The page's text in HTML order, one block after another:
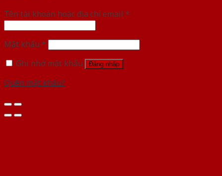
Tên tài khoản hoặc địa chỉ email *
Mật khẩu *
Ghi nhớ mật khẩu
Đăng nhập
Quên mật khẩu?